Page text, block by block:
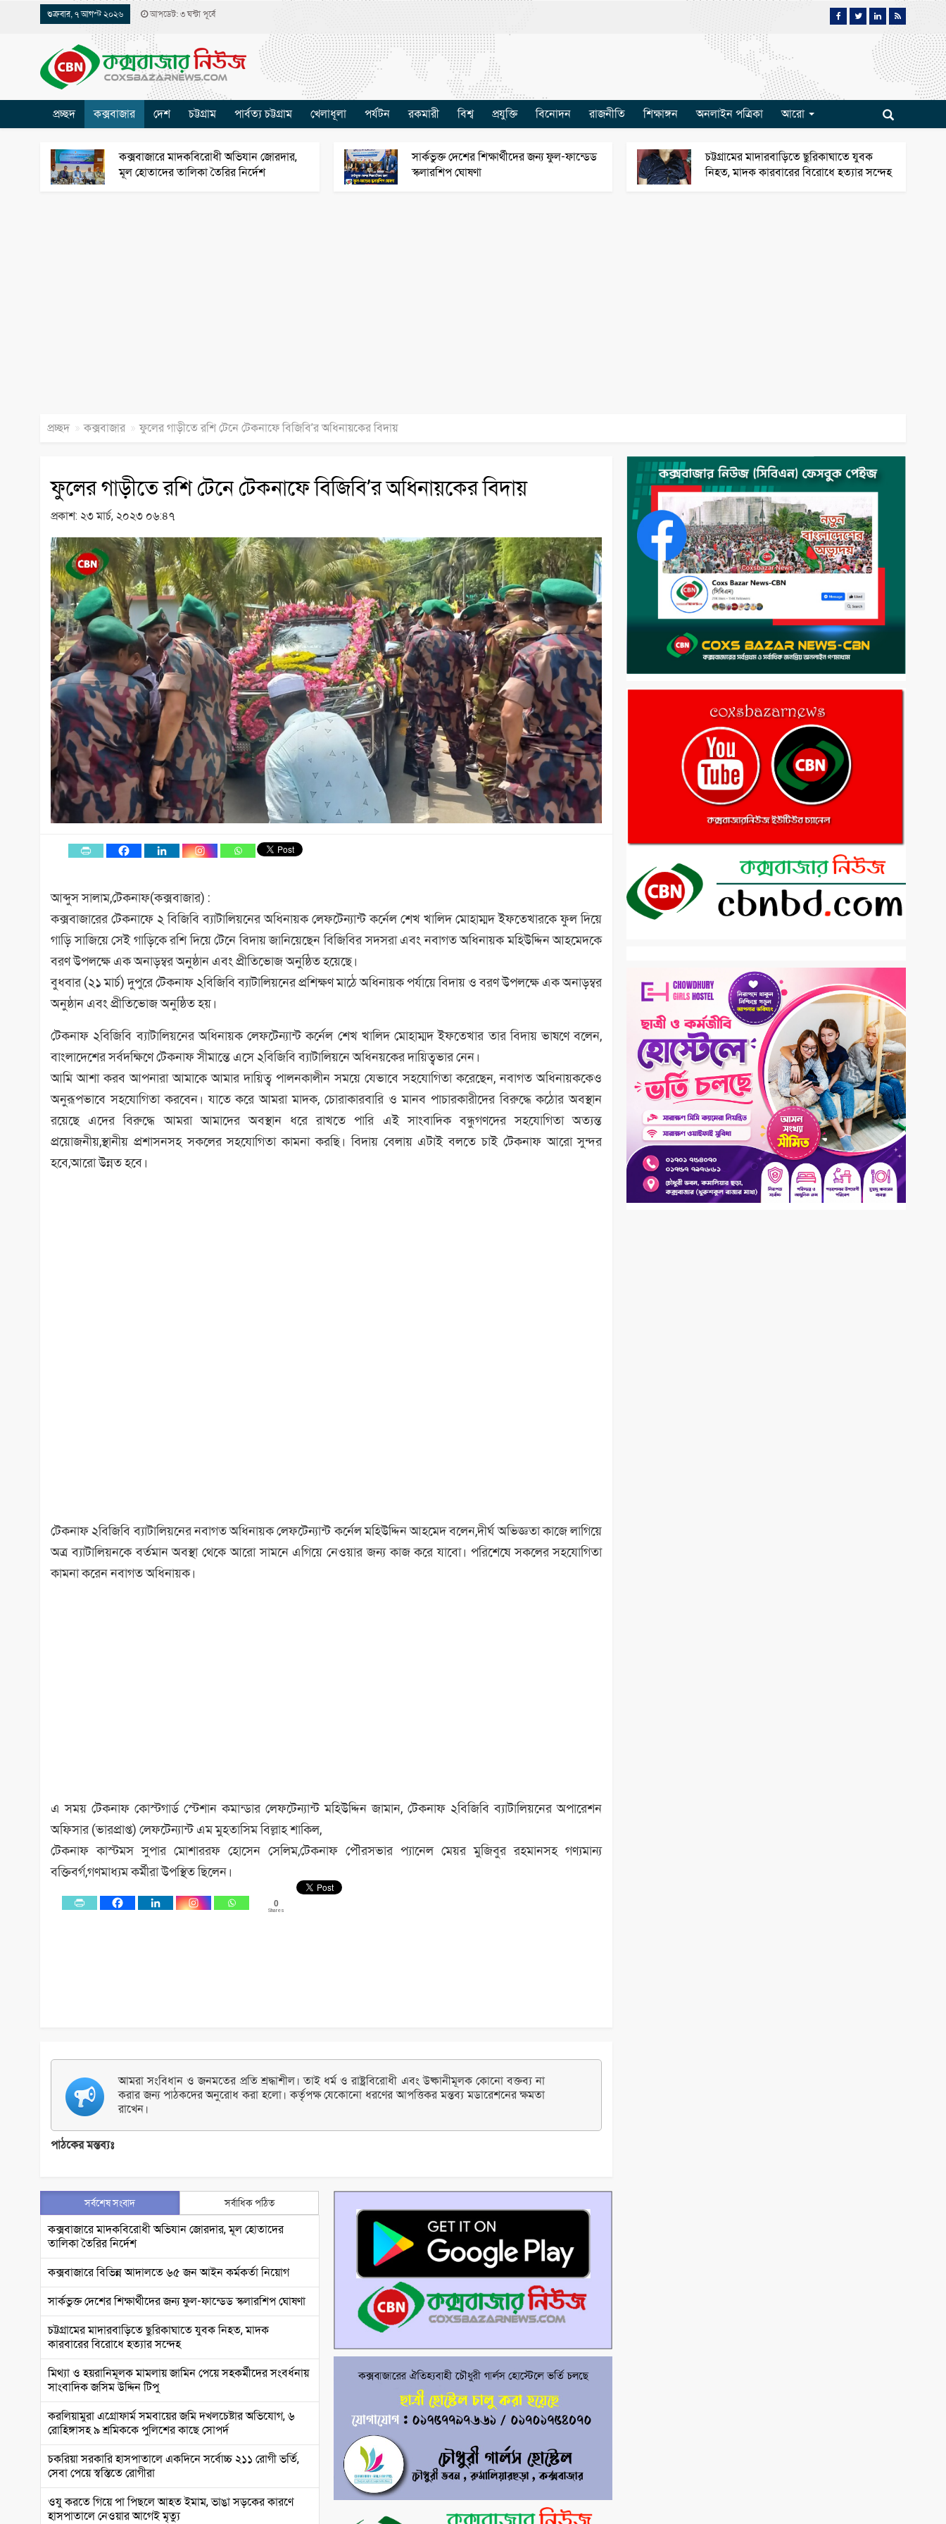
শুক্রবার, ৭ আগস্ট ২০২৬ আপডেট: ৩ ঘন্টা পূর্বে
প্রচ্ছদ কক্সবাজার দেশ চট্টগ্রাম পার্বত্য চট্টগ্রাম খেলাধূলা পর্যটন রকমারী বিশ্ব প্রযুক্তি বিনোদন রাজনীতি শিক্ষাঙ্গন অনলাইন পত্রিকা আরো
কক্সবাজারে মাদকবিরোধী অভিযান জোরদার,
মূল হোতাদের তালিকা তৈরির নির্দেশ
সার্কভুক্ত দেশের শিক্ষার্থীদের জন্য ফুল-ফান্ডেড
স্কলারশিপ ঘোষণা
চট্টগ্রামের মাদারবাড়িতে ছুরিকাঘাতে যুবক
নিহত, মাদক কারবারের বিরোধে হত্যার সন্দেহ
প্রচ্ছদ » কক্সবাজার » ফুলের গাড়ীতে রশি টেনে টেকনাফে বিজিবি’র অধিনায়কের বিদায়
ফুলের গাড়ীতে রশি টেনে টেকনাফে বিজিবি’র অধিনায়কের বিদায়
প্রকাশ: ২৩ মার্চ, ২০২৩ ০৬:৪৭
আব্দুস সালাম,টেকনাফ(কক্সবাজার) :
কক্সবাজারের টেকনাফে ২ বিজিবি ব্যাটালিয়নের অধিনায়ক লেফটেন্যান্ট কর্নেল শেখ খালিদ মোহাম্মদ ইফতেখারকে ফুল দিয়ে
গাড়ি সাজিয়ে সেই গাড়িকে রশি দিয়ে টেনে বিদায় জানিয়েছেন বিজিবির সদসরা এবং নবাগত অধিনায়ক মহিউদ্দিন আহমেদকে
বরণ উপলক্ষে এক অনাড়ম্বর অনুষ্ঠান এবং প্রীতিভোজ অনুষ্ঠিত হয়েছে।
বুধবার (২১ মার্চ) দুপুরে টেকনাফ ২বিজিবি ব্যাটালিয়নের প্রশিক্ষণ মাঠে অধিনায়ক পর্যায়ে বিদায় ও বরণ উপলক্ষে এক অনাড়ম্বর
অনুষ্ঠান এবং প্রীতিভোজ অনুষ্ঠিত হয়।
টেকনাফ ২বিজিবি ব্যাটালিয়নের অধিনায়ক লেফটেন্যান্ট কর্নেল শেখ খালিদ মোহাম্মদ ইফতেখার তার বিদায় ভাষণে বলেন,
বাংলাদেশের সর্বদক্ষিণে টেকনাফ সীমান্তে এসে ২বিজিবি ব্যাটালিয়নে অধিনয়কের দায়িত্বভার নেন।
আমি আশা করব আপনারা আমাকে আমার দায়িত্ব পালনকালীন সময়ে যেভাবে সহযোগিতা করেছেন, নবাগত অধিনায়ককেও
অনুরূপভাবে সহযোগিতা করবেন। যাতে করে আমরা মাদক, চোরাকারবারি ও মানব পাচারকারীদের বিরুদ্ধে কঠোর অবস্থান
রয়েছে এদের বিরুদ্ধে আমরা আমাদের অবস্থান ধরে রাখতে পারি এই সাংবাদিক বন্ধুগণদের সহযোগিতা অত্যন্ত
প্রয়োজনীয়,স্থানীয় প্রশাসনসহ সকলের সহযোগিতা কামনা করছি। বিদায় বেলায় এটাই বলতে চাই টেকনাফ আরো সুন্দর
হবে,আরো উন্নত হবে।
টেকনাফ ২বিজিবি ব্যাটালিয়নের নবাগত অধিনায়ক লেফটেন্যান্ট কর্নেল মহিউদ্দিন আহমেদ বলেন,দীর্ঘ অভিজ্ঞতা কাজে লাগিয়ে
অত্র ব্যাটালিয়নকে বর্তমান অবস্থা থেকে আরো সামনে এগিয়ে নেওয়ার জন্য কাজ করে যাবো। পরিশেষে সকলের সহযোগিতা
কামনা করেন নবাগত অধিনায়ক।
এ সময় টেকনাফ কোস্টগার্ড স্টেশান কমান্ডার লেফটেন্যান্ট মহিউদ্দিন জামান, টেকনাফ ২বিজিবি ব্যাটালিয়নের অপারেশন
অফিসার (ভারপ্রাপ্ত) লেফটেন্যান্ট এম মুহতাসিম বিল্লাহ শাকিল,
টেকনাফ কাস্টমস সুপার মোশাররফ হোসেন সেলিম,টেকনাফ পৌরসভার প্যানেল মেয়র মুজিবুর রহমানসহ গণ্যমান্য
বক্তিবর্গ,গণমাধ্যম কর্মীরা উপস্থিত ছিলেন।
0
Shares
আমরা সংবিধান ও জনমতের প্রতি শ্রদ্ধাশীল। তাই ধর্ম ও রাষ্ট্রবিরোধী এবং উষ্কানীমূলক কোনো বক্তব্য না
করার জন্য পাঠকদের অনুরোধ করা হলো। কর্তৃপক্ষ যেকোনো ধরণের আপত্তিকর মন্তব্য মডারেশনের ক্ষমতা
রাখেন।
পাঠকের মন্তব্যঃ
সর্বশেষ সংবাদ সর্বাধিক পঠিত
কক্সবাজারে মাদকবিরোধী অভিযান জোরদার, মূল হোতাদের
তালিকা তৈরির নির্দেশ
কক্সবাজারে বিভিন্ন আদালতে ৬৫ জন আইন কর্মকর্তা নিয়োগ
সার্কভুক্ত দেশের শিক্ষার্থীদের জন্য ফুল-ফান্ডেড স্কলারশিপ ঘোষণা
চট্টগ্রামের মাদারবাড়িতে ছুরিকাঘাতে যুবক নিহত, মাদক
কারবারের বিরোধে হত্যার সন্দেহ
মিথ্যা ও হয়রানিমূলক মামলায় জামিন পেয়ে সহকর্মীদের সংবর্ধনায়
সাংবাদিক জসিম উদ্দিন টিপু
করলিয়ামুরা এগ্রোফার্ম সমবায়ের জমি দখলচেষ্টার অভিযোগ, ৬
রোহিঙ্গাসহ ৯ শ্রমিককে পুলিশের কাছে সোপর্দ
চকরিয়া সরকারি হাসপাতালে একদিনে সর্বোচ্চ ২১১ রোগী ভর্তি,
সেবা পেয়ে স্বস্তিতে রোগীরা
ওযু করতে গিয়ে পা পিছলে আহত ইমাম, ভাঙা সড়কের কারণে
হাসপাতালে নেওয়ার আগেই মৃত্যু